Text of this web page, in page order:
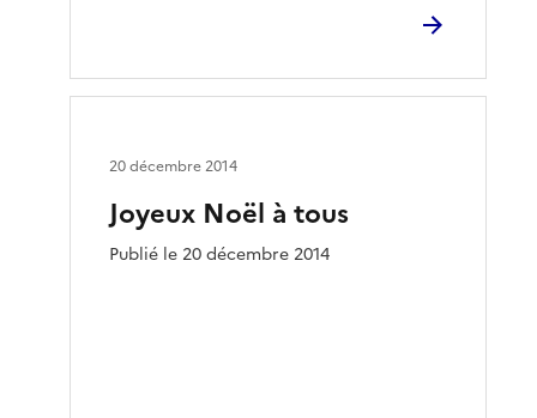
Joyeux Noël à tous
Publié le 20 décembre 2014
20 décembre 2014